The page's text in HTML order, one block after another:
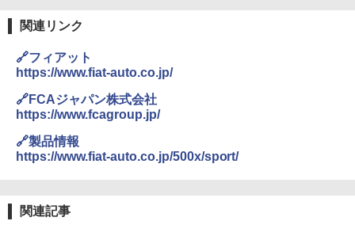
関連リンク
🔗フィアット
https://www.fiat-auto.co.jp/
🔗FCAジャパン株式会社
https://www.fcagroup.jp/
🔗製品情報
https://www.fiat-auto.co.jp/500x/sport/
関連記事